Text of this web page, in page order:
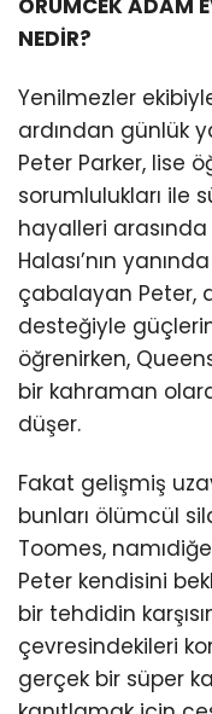
ÖRÜMCEK ADAM
NEDİR?
Yenilmezler
ardından günlük
Peter Parker, lise
sorumlulukları ile
hayalleri
Halası’nın
çabalayan Peter,
desteğiyle
öğrenirken,
bir kahraman
düşer.
Fakat gelişmiş
bunları ölümcül
Toomes,
Peter kendisini
bir tehdidin
çevresindekileri
gerçek bir süper